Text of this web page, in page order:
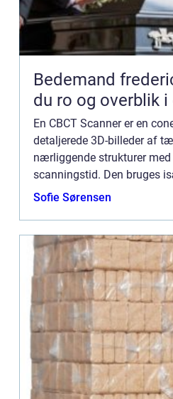
Bedemand fredericia
du ro og overblik
En CBCT Scanner er en
detaljerede 3D-billeder af
nærliggende strukturer
scanningstid. Den bruges
implantatplanlægning,
Sofie Sørensen